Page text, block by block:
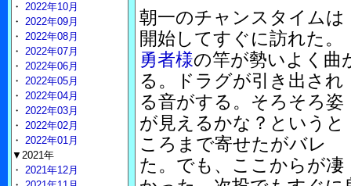
朝一のチャンスタイムは
開始してすぐに訪れた。
勇者様の竿が勢いよく曲
る。ドラグが引き出され
る音がする。そろそろ姿
が見えるかな？というと
ころまで寄せたがバレ
た。でも、ここからが凄
・ 2022年10月
・ 2022年09月
・ 2022年08月
・ 2022年07月
・ 2022年06月
・ 2022年05月
・ 2022年04月
・ 2022年03月
・ 2022年02月
・ 2022年01月
▼2021年
・ 2021年12月